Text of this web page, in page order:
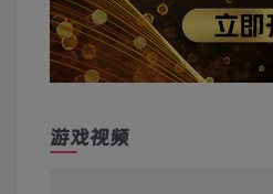
游戏视频